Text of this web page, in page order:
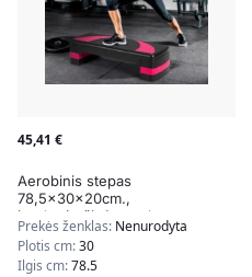
45,41 €
Aerobinis stepas
78,5x30x20cm.,
juodos/rožinės spalvos
Prekės ženklas: Nenurodyta
Plotis cm:30
Ilgis cm:78.5